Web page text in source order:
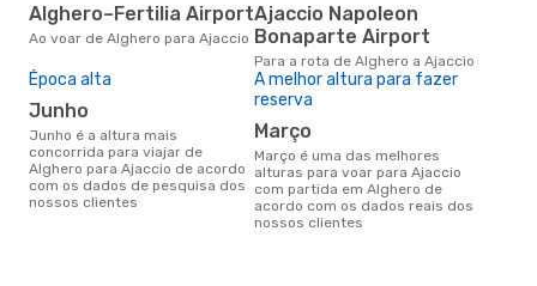
Alghero–Fertilia Airport
Ao voar de Alghero para Ajaccio
Ajaccio Napoleon
Bonaparte Airport
Para a rota de Alghero a Ajaccio
Época alta
junho
junho é a altura mais
concorrida para viajar de
Alghero para Ajaccio de acordo
com os dados de pesquisa dos
nossos clientes
A melhor altura para fazer
reserva
março
março é uma das melhores
alturas para voar para Ajaccio
com partida em Alghero de
acordo com os dados reais dos
nossos clientes